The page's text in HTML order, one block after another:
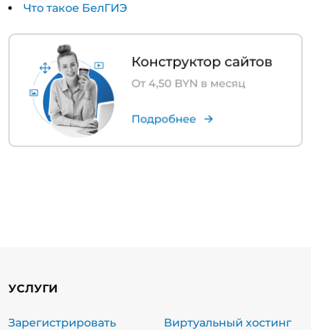
Что такое БелГИЭ
УСЛУГИ
Зарегистрировать
Виртуальный хостинг